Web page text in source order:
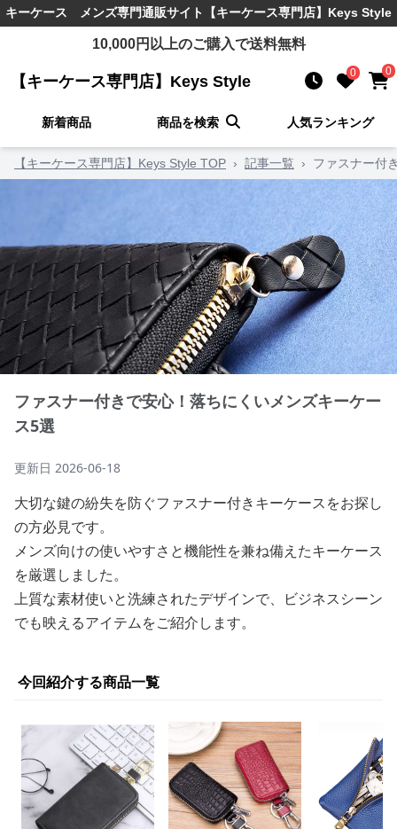
キーケース メンズ専門通販サイト 【キーケース専門店】Keys Style
10,000円以上のご購入で送料無料
【キーケース専門店】Keys Style 0 0
新着商品 商品を検索 人気ランキング
【キーケース専門店】Keys Style TOP › 記事一覧 › ファスナー付
ファスナー付きで安心！落ちにくいメンズキーケー
ス5選
更新日 2026-06-18
大切な鍵の紛失を防ぐファスナー付きキーケースをお探し
の方必見です。
メンズ向けの使いやすさと機能性を兼ね備えたキーケース
を厳選しました。
上質な素材使いと洗練されたデザインで、ビジネスシーン
でも映えるアイテムをご紹介します。
今回紹介する商品一覧